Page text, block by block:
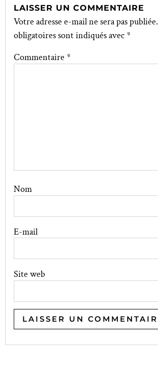
LAISSER UN COMMENTAIRE
Votre adresse e-mail ne sera pas publiée.
obligatoires sont indiqués avec*
Commentaire *
Nom
E-mail
Site web